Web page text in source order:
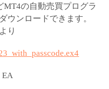
MT4の自動売買プログラ
ウンロードできます。
り
EA